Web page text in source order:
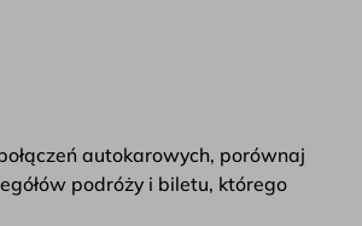
autokarowych, porównaj
podróży i biletu, którego